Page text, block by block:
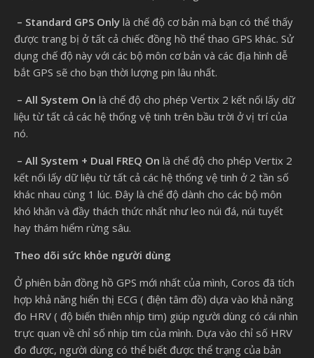
– Standard GPS Only là chế độ cơ bản mà bạn có thể thấy
được trang bị ở tất cả chiếc đồng hồ thể thao GPS khác. Sử
dụng chế độ này với các bộ môn cơ bản và các địa hình dễ
bắt GPS sẽ cho bạn thời lượng pin lâu nhất.
– All System On là chế độ cho phép Vertix 2 kết nối lấy dữ
liệu từ tất cả các hệ thống vệ tinh trên bầu trời ở vị trí của
nó.
– All System + Dual FREQ On là chế độ cho phép Vertix 2
kết nối lấy dữ liệu từ tất cả các hệ thống vệ tinh ở 2 tần số
khác nhau cùng 1 lúc. Đây là chế độ dành cho các bộ môn
khó khăn và đầy thách thức nhất như leo núi đá, núi tuyết
hay thám hiểm rừng sâu.
Theo dõi sức khỏe người dùng
Ở phiên bản đồng hồ GPS mới nhất của mình, Coros đã tích
hợp khả năng hiển thị ECG ( điện tâm đồ) dựa vào khả năng
đo HRV ( độ biến thiên nhịp tim) giúp người dùng có cái nhìn
trực quan về chỉ số nhịp tim của mình. Dựa vào chỉ số HRV
đo được, người dùng có thể biết được thể trạng của bản